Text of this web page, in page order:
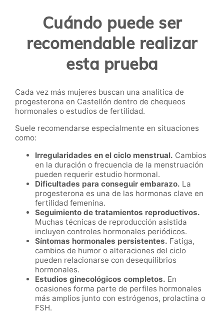
Cuándo puede ser
recomendable realizar
esta prueba
Cada vez más mujeres buscan una analítica de
progesterona en Castellón dentro de chequeos
hormonales o estudios de fertilidad.
Suele recomendarse especialmente en situaciones
como:
Irregularidades en el ciclo menstrual. Cambios
en la duración o frecuencia de la menstruación
pueden requerir estudio hormonal.
Dificultades para conseguir embarazo. La
progesterona es una de las hormonas clave en
fertilidad femenina.
Seguimiento de tratamientos reproductivos.
Muchas técnicas de reproducción asistida
incluyen controles hormonales periódicos.
Síntomas hormonales persistentes. Fatiga,
cambios de humor o alteraciones del ciclo
pueden relacionarse con desequilibrios
hormonales.
Estudios ginecológicos completos. En
ocasiones forma parte de perfiles hormonales
más amplios junto con estrógenos, prolactina o
FSH.